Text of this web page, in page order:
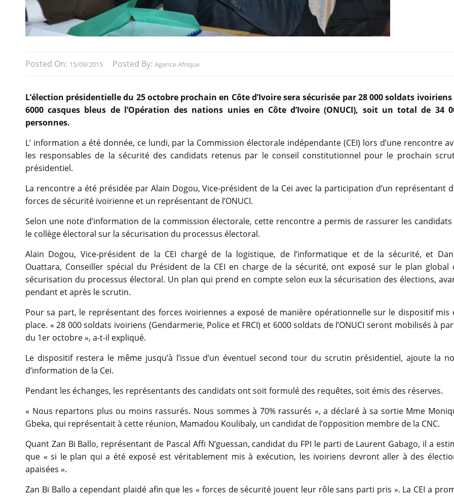
Posted On: 15/09/2015 Posted By: Agence Afrique
L’élection présidentielle du 25 octobre prochain en Côte d’Ivoire sera sécurisée par 28 000 soldats
6000 casques bleus de l’Opération des nations unies en Côte d’Ivoire (ONUCI), soit un total de 34
personnes.
L’ information a été donnée, ce lundi, par la Commission électorale indépendante (CEI) lors d’une rencontre
les responsables de la sécurité des candidats retenus par le conseil constitutionnel pour le prochain
présidentiel.
La rencontre a été présidée par Alain Dogou, Vice-président de la Cei avec la participation d’un représentant
forces de sécurité ivoirienne et un représentant de l’ONUCI.
Selon une note d’information de la commission électorale, cette rencontre a permis de rassurer les
le collège électoral sur la sécurisation du processus électoral.
Alain Dogou, Vice-président de la CEI chargé de la logistique, de l’informatique et de la sécurité, et
Ouattara, Conseiller spécial du Président de la CEI en charge de la sécurité, ont exposé sur le plan global
sécurisation du processus électoral. Un plan qui prend en compte selon eux la sécurisation des élections,
pendant et après le scrutin.
Pour sa part, le représentant des forces ivoiriennes a exposé de manière opérationnelle sur le dispositif mis
place. « 28 000 soldats ivoiriens (Gendarmerie, Police et FRCI) et 6000 soldats de l’ONUCI seront mobilisés à
du 1er octobre », a-t-il expliqué.
Le dispositif restera le même jusqu’à l’issue d’un éventuel second tour du scrutin présidentiel, ajoute la
d’information de la Cei.
Pendant les échanges, les représentants des candidats ont soit formulé des requêtes, soit émis des réserves.
« Nous repartons plus ou moins rassurés. Nous sommes à 70% rassurés », a déclaré à sa sortie Mme
Gbeka, qui représentait à cette réunion, Mamadou Koulibaly, un candidat de l’opposition membre de la CNC.
Quant Zan Bi Ballo, représentant de Pascal Affi N’guessan, candidat du FPI le parti de Laurent Gabago, il a
que « si le plan qui a été exposé est véritablement mis à exécution, les ivoiriens devront aller à des
apaisées ».
Zan Bi Ballo a cependant plaidé afin que les « forces de sécurité jouent leur rôle sans parti pris ». La CEI a